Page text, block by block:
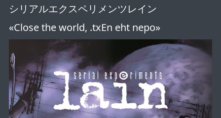
シリアルエクスペリメンツレイン
«Close the world, .txEn eht nepo»